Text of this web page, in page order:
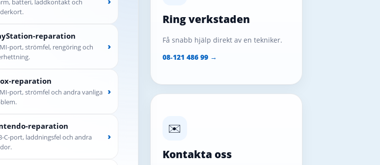
reparation
port, strömfel, rengöring och
›
reparation
port, strömfel och andra vanliga
›
reparation
C-port, laddningsfel och andra
›
Ring verkstaden
Få snabb hjälp direkt av en tekniker.
08‑121 486 99 →
✉️
Kontakta oss